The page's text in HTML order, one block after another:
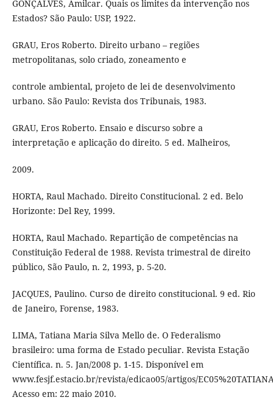
GONÇALVES, Amilcar. Quais os limites da intervenção nos
Estados? São Paulo: USP, 1922.
GRAU, Eros Roberto. Direito urbano – regiões
metropolitanas, solo criado, zoneamento e
controle ambiental, projeto de lei de desenvolvimento
urbano. São Paulo: Revista dos Tribunais, 1983.
GRAU, Eros Roberto. Ensaio e discurso sobre a
interpretação e aplicação do direito. 5 ed. Malheiros,
2009.
HORTA, Raul Machado. Direito Constitucional. 2 ed. Belo
Horizonte: Del Rey, 1999.
HORTA, Raul Machado. Repartição de competências na
Constituição Federal de 1988. Revista trimestral de direito
público, São Paulo, n. 2, 1993, p. 5-20.
JACQUES, Paulino. Curso de direito constitucional. 9 ed. Rio
de Janeiro, Forense, 1983.
LIMA, Tatiana Maria Silva Mello de. O Federalismo
brasileiro: uma forma de Estado peculiar. Revista Estação
Científica. n. 5. Jan/2008 p. 1-15. Disponível em
www.fesjf.estacio.br/revista/edicao05/artigos/
Acesso em: 22 maio 2010.